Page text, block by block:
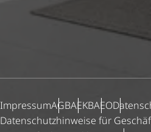
ImpressumAGBAEKBAEO
Daten­schutz­hin­weise für